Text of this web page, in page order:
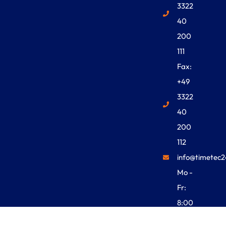
3322
40
200
111
Fax:
+49
3322
40
200
112
Mo -
Fr:
8:00